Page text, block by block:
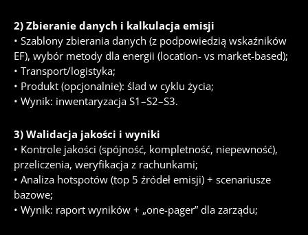
2) Zbieranie danych i kalkulacja emisji
• Szablony zbierania danych (z podpowiedzią wskaźników
EF), wybór metody dla energii (location- vs market-based);
• Transport/logistyka;
• Produkt (opcjonalnie): ślad w cyklu życia;
• Wynik: inwentaryzacja S1–S2–S3.
3) Walidacja jakości i wyniki
• Kontrole jakości (spójność, kompletność, niepewność),
przeliczenia, weryfikacja z rachunkami;
• Analiza hotspotów (top 5 źródeł emisji) + scenariusze
bazowe;
• Wynik: raport wyników + „one-pager” dla zarządu;